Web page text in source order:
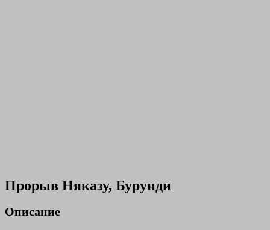
Прорыв Няказу, Бурунди
Описание